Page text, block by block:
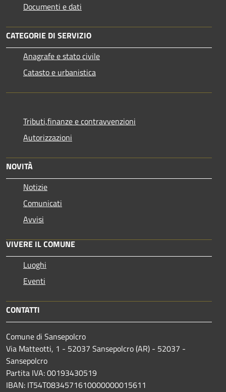
Documenti e dati
CATEGORIE DI SERVIZIO
Anagrafe e stato civile
Catasto e urbanistica
Tributi,finanze e contravvenzioni
Autorizzazioni
NOVITÀ
Notizie
Comunicati
Avvisi
VIVERE IL COMUNE
Luoghi
Eventi
CONTATTI
Comune di Sansepolcro
Via Matteotti, 1 - 52037 Sansepolcro (AR) - 52037 -
Sansepolcro
Partita IVA: 00193430519
IBAN: IT54T0834571610000000015611